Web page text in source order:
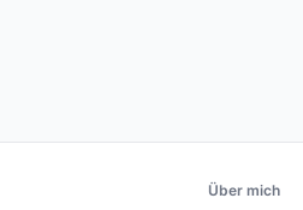
Über mich